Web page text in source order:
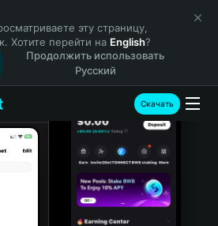
эту страницу,
Хотите перейти на English?
Продолжить использовать
Русский
Скачать